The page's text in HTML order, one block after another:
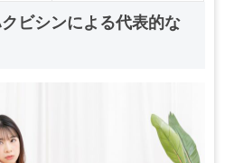
ビシンによる代表的な